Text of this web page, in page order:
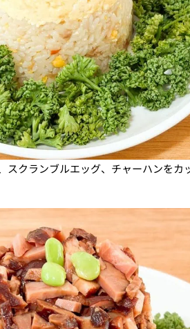
スクランブルエッグ、チャーハンをカ